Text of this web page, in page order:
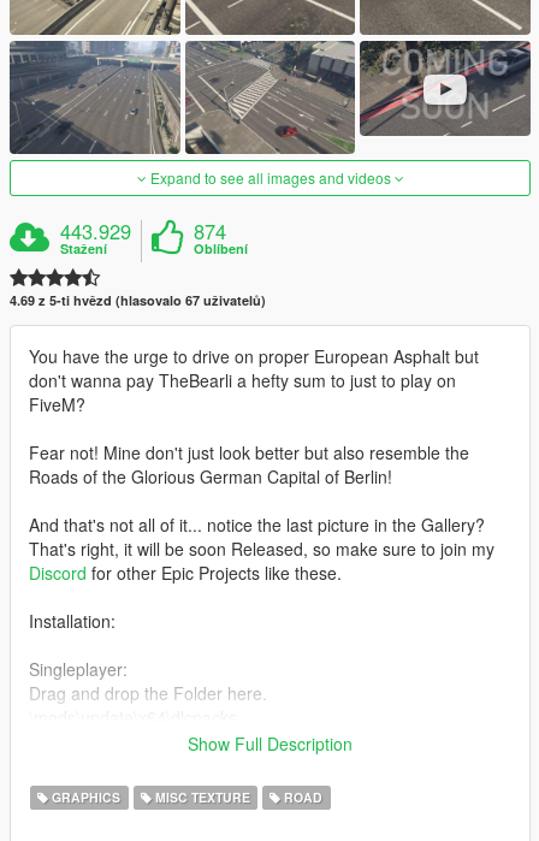
Expand to see all images and videos
443.929
Stažení
874
Oblíbení
4.69 z 5-ti hvězd (hlasovalo 67 uživatelů)
You have the urge to drive on proper European Asphalt but
don't wanna pay TheBearli a hefty sum to just to play on
FiveM?
Fear not! Mine don't just look better but also resemble the
Roads of the Glorious German Capital of Berlin!
And that's not all of it... notice the last picture in the Gallery?
That's right, it will be soon Released, so make sure to join my
Discord for other Epic Projects like these.
Installation:
Singleplayer:
Drag and drop the Folder here.
\mods\update\update.rpf\common\data
Show Full Description
GRAPHICS MISC TEXTURE ROAD